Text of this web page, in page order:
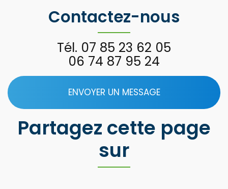
Contactez-nous
Tél. 07 85 23 62 05
06 74 87 95 24
ENVOYER UN MESSAGE
Partagez cette page
sur